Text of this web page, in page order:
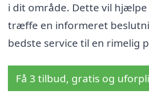
i dit område. Dette vil
træffe en informeret
bedste service til en rimelig
Få 3 tilbud, gratis og